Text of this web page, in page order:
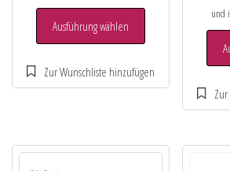
Ausführung wählen
und